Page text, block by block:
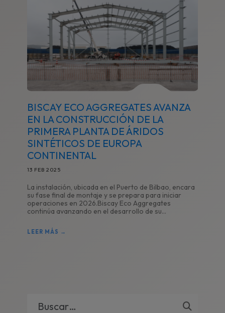
BISCAY ECO AGGREGATES AVANZA
EN LA CONSTRUCCIÓN DE LA
PRIMERA PLANTA DE ÁRIDOS
SINTÉTICOS DE EUROPA
CONTINENTAL
13 FEB 2025
La instalación, ubicada en el Puerto de Bilbao, encara
su fase final de montaje y se prepara para iniciar
operaciones en 2026.Biscay Eco Aggregates
continúa avanzando en el desarrollo de su...
LEER MÁS →